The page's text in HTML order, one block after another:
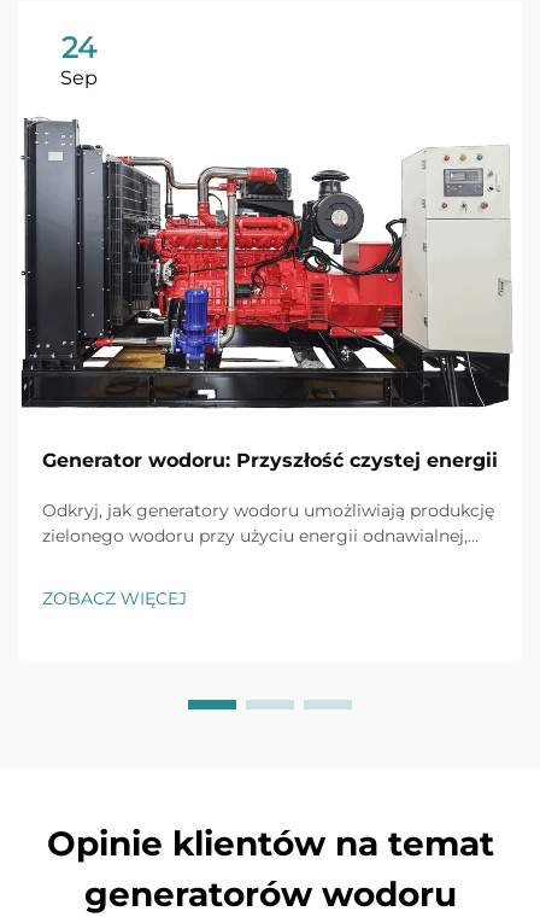
24
Sep
Generator wodoru: Przyszłość czystej energii
Odkryj, jak generatory wodoru umożliwiają produkcję
zielonego wodoru przy użyciu energii odnawialnej,
ZOBACZ WIĘCEJ
Opinie klientów na temat
generatorów wodoru